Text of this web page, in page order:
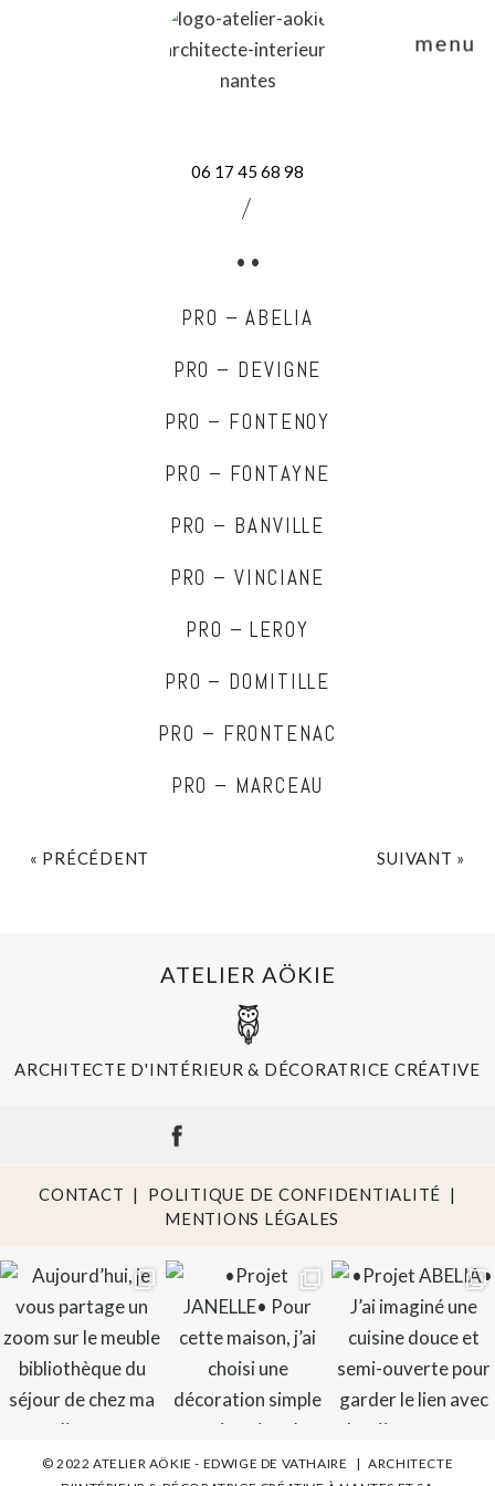
menu
06 17 45 68 98
/
• •
PRO – ABELIA
PRO – DEVIGNE
PRO – FONTENOY
PRO – FONTAYNE
PRO – BANVILLE
PRO – VINCIANE
PRO – LEROY
PRO – DOMITILLE
PRO – FRONTENAC
PRO – MARCEAU
« PRÉCÉDENT SUIVANT »
ATELIER AÖKIE
ARCHITECTE D'INTÉRIEUR & DÉCORATRICE CRÉATIVE
CONTACT | POLITIQUE DE CONFIDENTIALITÉ |
MENTIONS LÉGALES
© 2022 ATELIER AÖKIE - EDWIGE DE VATHAIRE | ARCHITECTE